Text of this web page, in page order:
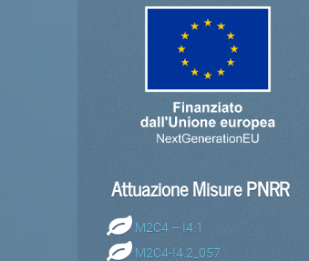
Attuazione Misure PNRR
M2C4 – I4.1
M2C4-I4.2_057